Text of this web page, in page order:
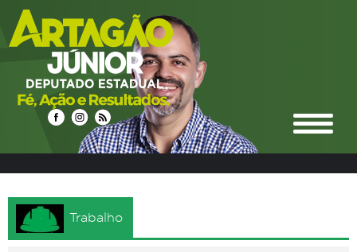
Trabalho